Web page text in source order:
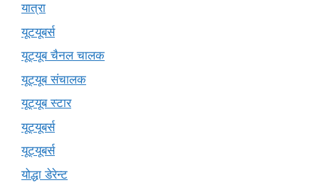
यात्रा
यूटयूबर्स
यूट्यूब चैनल चालक
यूट्यूब संचालक
यूट्यूब स्टार
यूट्यूबर्स
यूट्‍यूबर्स
योद्धा डेरेन्ट